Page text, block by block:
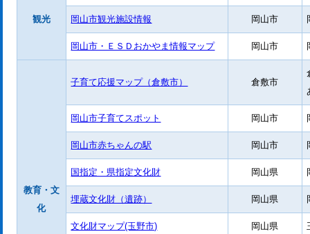
観光 岡山市観光施設情報 岡山市
岡山市・ＥＳＤおかやま情報マップ 岡山市
教育・文
化
子育て応援マップ（倉敷市） 倉敷市
岡山市子育てスポット 岡山市
岡山市赤ちゃんの駅 岡山市
国指定・県指定文化財 岡山県
埋蔵文化財（遺跡） 岡山県
文化財マップ(玉野市) 岡山県